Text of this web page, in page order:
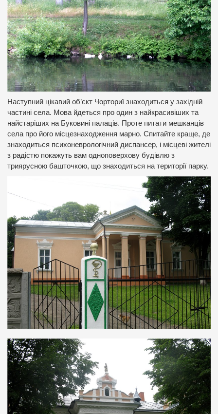
Наступний цікавий об’єкт Чорториї знаходиться у західній
частині села. Мова йдеться про один з найкрасивіших та
найстаріших на Буковині палаців. Проте питати мешканців
села про його місцезнаходження марно. Спитайте краще, де
знаходиться психоневрологічний диспансер, і місцеві жителі
з радістю покажуть вам одноповерхову будівлю з
триярусною башточкою, що знаходиться на території парку.